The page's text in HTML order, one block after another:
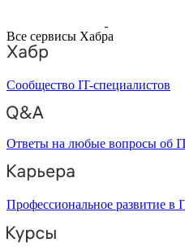
Все сервисы Хабра
Сообщество IT-специалистов
Ответы на любые вопросы об
Профессиональное развитие в